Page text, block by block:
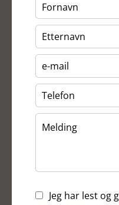
Jeg har lest og